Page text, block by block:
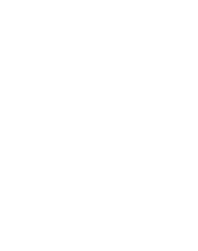
visita museu da
do embarque à Copa do